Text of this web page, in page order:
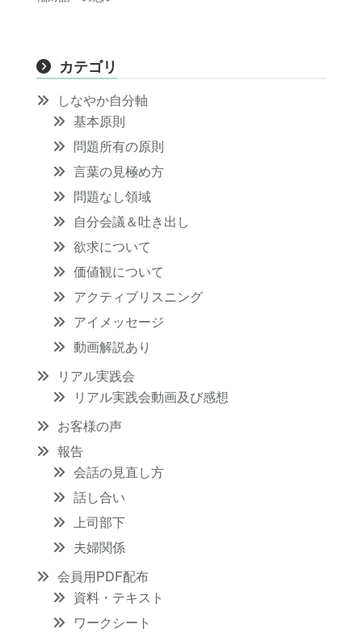
カテゴリ
しなやか自分軸
基本原則
問題所有の原則
言葉の見極め方
問題なし領域
自分会議＆吐き出し
欲求について
価値観について
アクティブリスニング
アイメッセージ
動画解説あり
リアル実践会
リアル実践会動画及び感想
お客様の声
報告
会話の見直し方
話し合い
上司部下
夫婦関係
会員用PDF配布
資料・テキスト
ワークシート